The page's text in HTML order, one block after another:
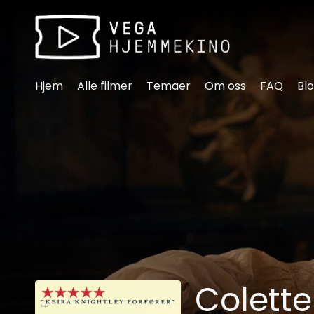
Tilgjengelighetslenker
Hjem Alle filmer Temaer Om oss FAQ
Colette